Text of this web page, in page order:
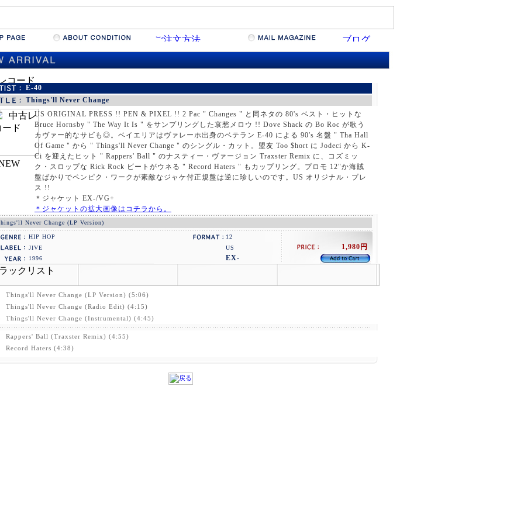
E-40
Things'll Never Change
US ORIGINAL PRESS !! PEN & PIXEL !! 2 Pac " Changes " と同ネタの 80's ベスト・ヒットな
Bruce Hornsby " The Way It Is " をサンプリングした哀愁メロウ !! Dove Shack の Bo Roc が歌う
カヴァー的なサビも◎。ベイエリアはヴァレーホ出身のベテラン E-40 による 90's 名盤 " Tha Hall
Of Game " から " Things'll Never Change " のシングル・カット。盟友 Too $hort に Jodeci から K-
Ci を迎えたヒット " Rappers' Ball " のナスティー・ヴァージョン Traxster Remix に、コズミッ
ク・スロップな Rick Rock ビートがウネる " Record Haters " もカップリング。プロモ 12"か海賊
盤ばかりでペンピク・ワークが素敵なジャケ付正規盤は逆に珍しいのです。US オリジナル・プレ
ス !!
＊ジャケット EX-/VG+
＊ジャケットの拡大画像はコチラから。
Never Change (LP Version)
HIP HOP
12
JIVE
US 1,980円
1996 EX-
Things'll Never Change (LP Version) (5:06)
Things'll Never Change (Radio Edit) (4:15)
Things'll Never Change (Instrumental) (4:45)
Rappers' Ball (Traxster Remix) (4:55)
Record Haters (4:38)